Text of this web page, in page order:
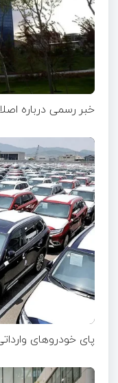
خبر رسمی درباره
پای خودروهای